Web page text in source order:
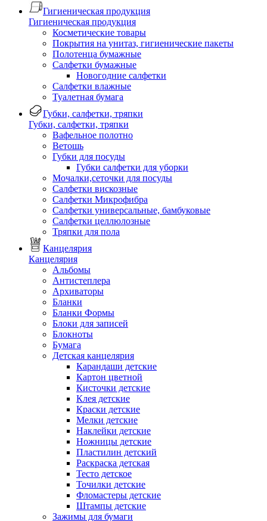
Гигиеническая продукция
Гигиеническая продукция
Косметические товары
Покрытия на унитаз, гигиенические пакеты
Полотенца бумажные
Салфетки бумажные
Новогодние салфетки
Салфетки влажные
Туалетная бумага
Губки, салфетки, тряпки
Губки, салфетки, тряпки
Вафельное полотно
Ветошь
Губки для посуды
Губки салфетки для уборки
Мочалки,сеточки для посуды
Салфетки вискозные
Салфетки Микрофибра
Салфетки универсальные, бамбуковые
Салфетки целлюлозные
Тряпки для пола
Канцелярия
Канцелярия
Альбомы
Антистеплера
Архиваторы
Бланки
Бланки Формы
Блоки для записей
Блокноты
Бумага
Детская канцелярия
Карандаши детские
Картон цветной
Кисточки детские
Клея детские
Краски детские
Мелки детские
Наклейки детские
Ножницы детские
Пластилин детский
Раскраска детская
Тесто детское
Точилки детские
Фломастеры детские
Штампы детские
Зажимы для бумаги